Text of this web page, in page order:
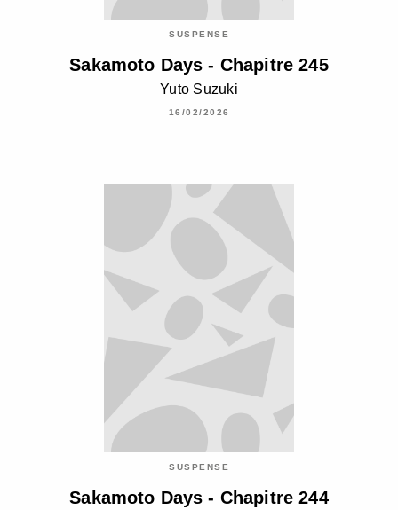
SUSPENSE
Sakamoto Days - Chapitre 245
Yuto Suzuki
16/02/2026
SUSPENSE
Sakamoto Days - Chapitre 244